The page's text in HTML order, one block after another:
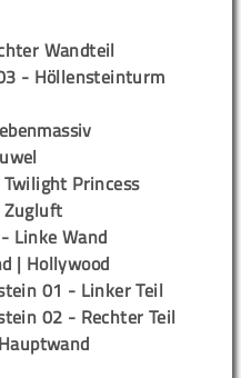
Wandteil
- Höllensteinturm
Princess
Linke Wand
| Hollywood
01 - Linker Teil
02 - Rechter Teil